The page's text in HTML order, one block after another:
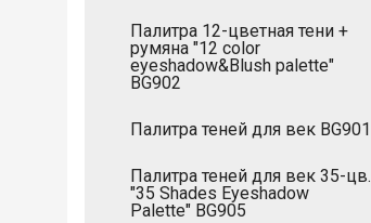
Палитра 12-цветная тени +
румяна "12 color
eyeshadow&Blush palette"
BG902
Палитра теней для век BG901
Палитра теней для век 35-цв.
"35 Shades Eyeshadow
Palette" BG905